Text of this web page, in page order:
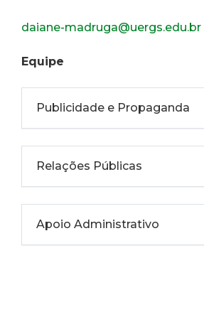
daiane-madruga@uergs.edu.br
Equipe
Publicidade e Propaganda
Relações Públicas
Apoio Administrativo